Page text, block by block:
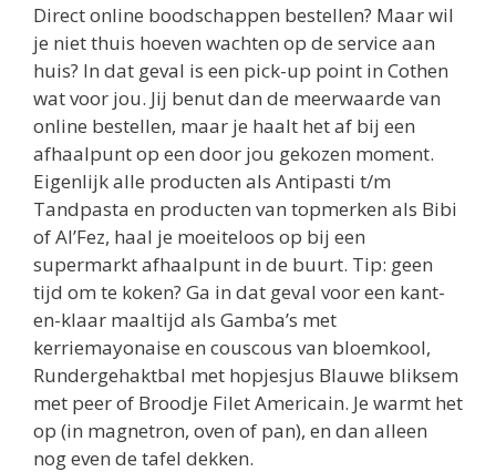
Direct online boodschappen bestellen? Maar wil
je niet thuis hoeven wachten op de service aan
huis? In dat geval is een pick-up point in Cothen
wat voor jou. Jij benut dan de meerwaarde van
online bestellen, maar je haalt het af bij een
afhaalpunt op een door jou gekozen moment.
Eigenlijk alle producten als Antipasti t/m
Tandpasta en producten van topmerken als Bibi
of Al’Fez, haal je moeiteloos op bij een
supermarkt afhaalpunt in de buurt. Tip: geen
tijd om te koken? Ga in dat geval voor een kant-
en-klaar maaltijd als Gamba’s met
kerriemayonaise en couscous van bloemkool,
Rundergehaktbal met hopjesjus Blauwe bliksem
met peer of Broodje Filet Americain. Je warmt het
op (in magnetron, oven of pan), en dan alleen
nog even de tafel dekken.